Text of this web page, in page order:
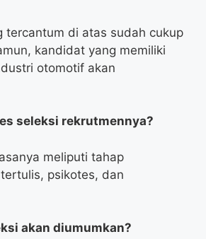
tercantum di atas sudah cukup
kandidat yang memiliki
otomotif akan
seleksi rekrutmennya?
meliputi tahap
psikotes, dan
akan diumumkan?